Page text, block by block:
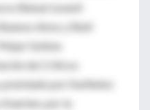
Bienal Juvenil
Aires y Shell
Solista
de Críticos
premiado por Karlheinz
por la